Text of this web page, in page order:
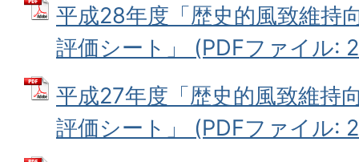
平成28年度「歴史的風致維持
評価シート」 (PDFファイル:
平成27年度「歴史的風致維持
評価シート」 (PDFファイル: